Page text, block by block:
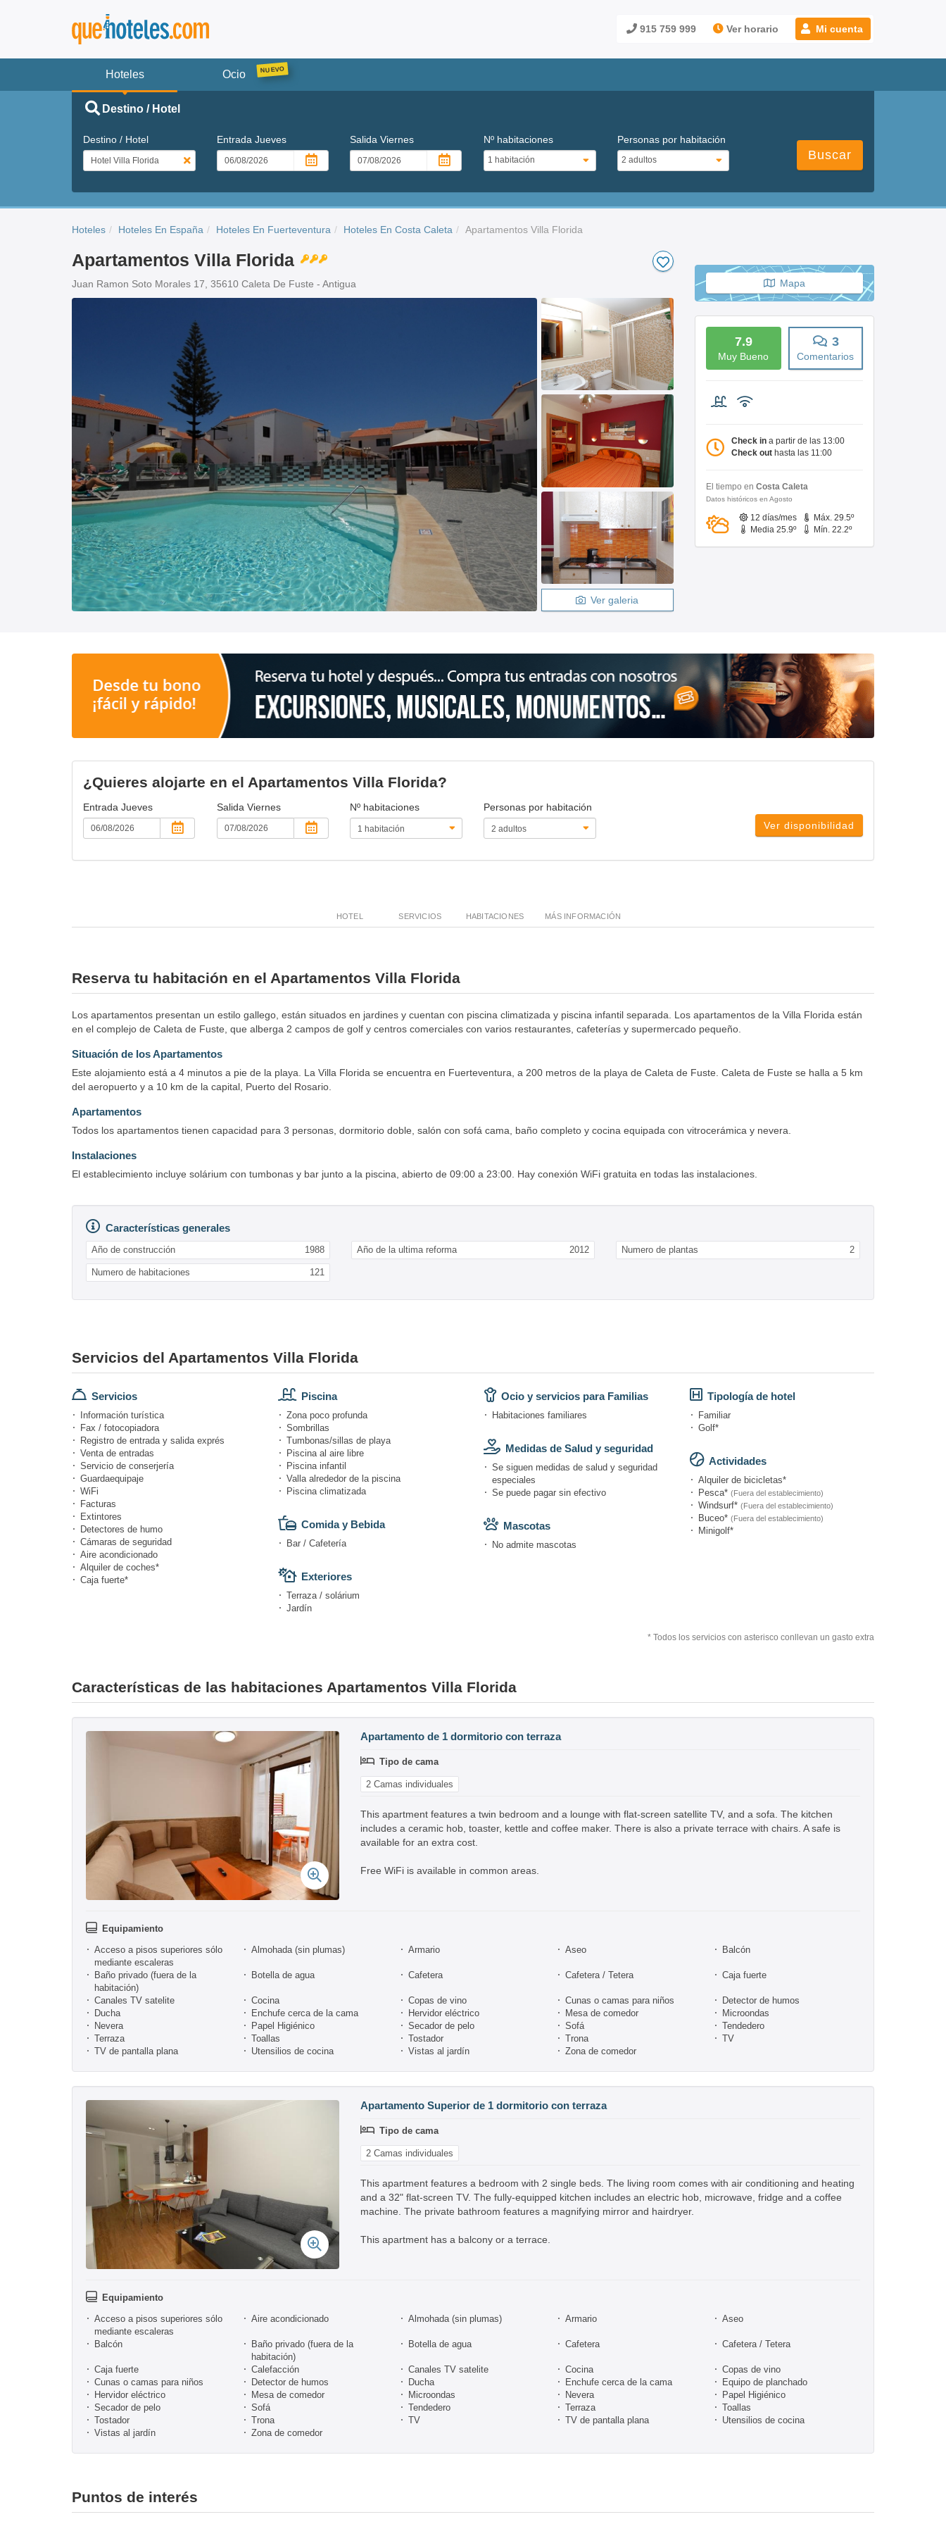
915 759 999 Ver horario Mi cuenta
Hoteles Ocio
Destino / Hotel
Destino / Hotel Entrada Jueves SalidaViernes Nº habitaciones Personas por habitación
Buscar
Hoteles Hoteles En España Hoteles En Fuerteventura Hoteles En Costa Caleta Apartamentos Villa Florida
Apartamentos Villa Florida
Juan Ramon Soto Morales 17, 35610 Caleta De Fuste - Antigua
Ver galeria
Mapa
7.9
Muy Bueno
3
Comentarios
Check in a partir de las 13:00
Check out hasta las 11:00
El tiempo en Costa Caleta
Datos históricos en Agosto
12 días/mes
Máx. 29.5º
Media 25.9º
Mín. 22.2º
¿Quieres alojarte en el Apartamentos Villa Florida?
Entrada Jueves Salida Viernes Nº habitaciones
Personas por habitación
Ver disponibilidad
HOTEL SERVICIOS HABITACIONES MÁS INFORMACIÓN
Reserva tu habitación en el Apartamentos Villa Florida
Los apartamentos presentan un estilo gallego, están situados en jardines y cuentan con piscina climatizada y piscina infantil separada. Los apartamentos de la Villa Florida están
en el complejo de Caleta de Fuste, que alberga 2 campos de golf y centros comerciales con varios restaurantes, cafeterías y supermercado pequeño.
Situación de los Apartamentos
Este alojamiento está a 4 minutos a pie de la playa. La Villa Florida se encuentra en Fuerteventura, a 200 metros de la playa de Caleta de Fuste. Caleta de Fuste se halla a 5 km
del aeropuerto y a 10 km de la capital, Puerto del Rosario.
Apartamentos
Todos los apartamentos tienen capacidad para 3 personas, dormitorio doble, salón con sofá cama, baño completo y cocina equipada con vitrocerámica y nevera.
Instalaciones
El establecimiento incluye solárium con tumbonas y bar junto a la piscina, abierto de 09:00 a 23:00. Hay conexión WiFi gratuita en todas las instalaciones.
Características generales
Año de construcción 1988 Año de la ultima reforma 2012 Numero de plantas 2
Numero de habitaciones 121
Servicios del Apartamentos Villa Florida
Servicios
Información turística
Fax / fotocopiadora
Registro de entrada y salida exprés
Venta de entradas
Servicio de conserjería
Guardaequipaje
WiFi
Facturas
Extintores
Detectores de humo
Cámaras de seguridad
Aire acondicionado
Alquiler de coches*
Caja fuerte*
Piscina
Zona poco profunda
Sombrillas
Tumbonas/sillas de playa
Piscina al aire libre
Piscina infantil
Valla alrededor de la piscina
Piscina climatizada
Comida y Bebida
Bar / Cafetería
Exteriores
Terraza / solárium
Jardín
Ocio y servicios para Familias
Habitaciones familiares
Medidas de Salud y seguridad
Se siguen medidas de salud y seguridad
especiales
Se puede pagar sin efectivo
Mascotas
No admite mascotas
Tipología de hotel
Familiar
Golf*
Actividades
Alquiler de bicicletas*
Pesca* (Fuera del establecimiento)
Windsurf* (Fuera del establecimiento)
Buceo* (Fuera del establecimiento)
Minigolf*
* Todos los servicios con asterisco conllevan un gasto extra
Características de las habitaciones Apartamentos Villa Florida
Apartamento de 1 dormitorio con terraza
Tipo de cama
2 Camas individuales
This apartment features a twin bedroom and a lounge with flat-screen satellite TV, and a sofa. The kitchen
includes a ceramic hob, toaster, kettle and coffee maker. There is also a private terrace with chairs. A safe is
available for an extra cost.
Free WiFi is available in common areas.
Equipamiento
Acceso a pisos superiores sólo
mediante escaleras
Almohada (sin plumas) Armario Aseo Balcón
Baño privado (fuera de la
habitación)
Botella de agua Cafetera Cafetera / Tetera Caja fuerte
Canales TV satelite Cocina Copas de vino Cunas o camas para niños
Detector de humos
Ducha
Enchufe cerca de la cama Hervidor eléctrico Mesa de comedor
Microondas
Nevera
Papel Higiénico Secador de pelo Sofá
Tendedero
Terraza
Toallas Tostador Trona
TV
TV de pantalla plana
Utensilios de cocina Vistas al jardín Zona de comedor
Apartamento Superior de 1 dormitorio con terraza
Tipo de cama
2 Camas individuales
This apartment features a bedroom with 2 single beds. The living room comes with air conditioning and heating
and a 32" flat-screen TV. The fully-equipped kitchen includes an electric hob, microwave, fridge and a coffee
machine. The private bathroom features a magnifying mirror and hairdryer.
This apartment has a balcony or a terrace.
Equipamiento
Acceso a pisos superiores sólo
mediante escaleras
Aire acondicionado Almohada (sin plumas) Armario Aseo
Balcón
Baño privado (fuera de la
habitación)
Botella de agua Cafetera Cafetera / Tetera
Caja fuerte Calefacción Canales TV satelite Cocina
Copas de vino
Cunas o camas para niños
Detector de humos Ducha Enchufe cerca de la cama
Equipo de planchado
Hervidor eléctrico
Mesa de comedor Microondas Nevera
Papel Higiénico
Secador de pelo
Sofá Tendedero Terraza
Toallas
Tostador
Trona TV TV de pantalla plana
Utensilios de cocina
Vistas al jardín
Zona de comedor
Puntos de interés